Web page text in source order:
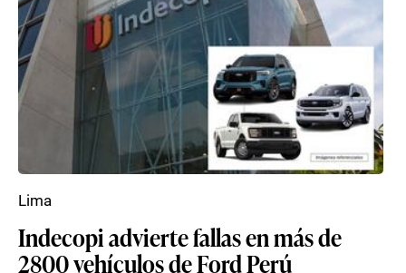
Indecopi advierte fallas en más de
2800 vehículos de Ford Perú
Lima